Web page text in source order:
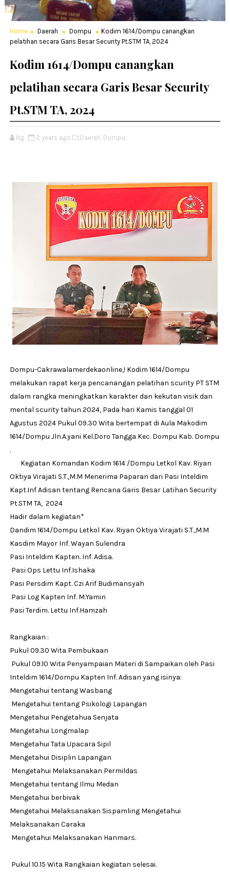
Home Daerah Dompu
Kodim 1614/Dompu canangkan
pelatihan secara Garis Besar Security Pt.STM TA, 2024
Kodim 1614/Dompu canangkan
pelatihan secara Garis Besar Security
Pt.STM TA, 2024
Ng 2 years ago Daerah, Dompu,
Dompu-Cakrawalamerdekaonline,! Kodim 1614/Dompu
melakukan rapat kerja pencanangan pelatihan scurity PT STM
dalam rangka meningkatkan karakter dan kekutan visik dan
mental scurity tahun 2024, Pada hari Kamis tanggal 01
Agustus 2024 Pukul 09.30 Wita bertempat di Aula Makodim
1614/Dompu Jln.A.yani Kel.Doro Tangga Kec. Dompu Kab. Dompu
.
Kegiatan Komandan Kodim 1614 /Dompu Letkol Kav. Riyan
Oktiya Virajati S.T.,M.M Menerima Paparan dari Pasi Inteldim
Kapt.Inf Adisan tentang Rencana Garis Besar Latihan Security
Pt.STM TA, 2024
Hadir dalam kegiatan*
Dandim 1614/Dompu Letkol Kav. Riyan Oktiya Virajati S.T.,M.M
Kasdim Mayor Inf. Wayan Sulendra
Pasi Inteldim Kapten. Inf. Adisa.
Pasi Ops Lettu Inf.Ishaka
Pasi Persdim Kapt. Czi Arif Budimansyah
Pasi Log Kapten Inf. M.Yamin
Pasi Terdim. Lettu Inf.Hamzah
Rangkaian :
Pukul 09.30 Wita Pembukaan
Pukul 09.10 Wita Penyampaian Materi di Sampaikan oleh Pasi
Inteldim 1614/Dompu Kapten Inf. Adisan yang isinya:
Mengetahui tentang Wasbang
Mengetahui tentang Psikologi Lapangan
Mengetahui Pengetahua Senjata
Mengetahui Longmalap
Mengetahui Tata Upacara Sipil
Mengetahui Disiplin Lapangan
Mengetahui Melaksanakan Permildas
Mengetahui tentang Ilmu Medan
Mengetahui berbivak
Mengetahui Melaksanakan Sispamling Mengetahui
Melaksanakan Caraka
Mengetahui Melaksanakan Hanmars.
Pukul 10.15 Wita Rangkaian kegiatan selesai.